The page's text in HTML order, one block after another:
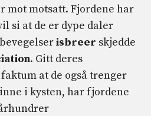
mot motsatt. Fjordene har
si at de er dype daler
isbreer skjedde
. Gitt deres
at de også trenger
i kysten, har fjordene